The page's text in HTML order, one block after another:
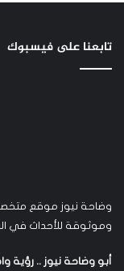
تابعنا على فيسبوك
وضاحة نيوز موقع
وموثوقة للأحداث في
أبو وضاحة نيوز .. رؤية